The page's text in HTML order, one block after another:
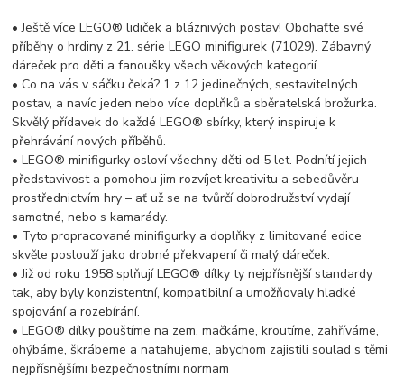
• Ještě více LEGO® lidiček a bláznivých postav! Obohaťte své
příběhy o hrdiny z 21. série LEGO minifigurek (71029). Zábavný
dáreček pro děti a fanoušky všech věkových kategorií.
• Co na vás v sáčku čeká? 1 z 12 jedinečných, sestavitelných
postav, a navíc jeden nebo více doplňků a sběratelská brožurka.
Skvělý přídavek do každé LEGO® sbírky, který inspiruje k
přehrávání nových příběhů.
• LEGO® minifigurky osloví všechny děti od 5 let. Podnítí jejich
představivost a pomohou jim rozvíjet kreativitu a sebedůvěru
prostřednictvím hry – ať už se na tvůrčí dobrodružství vydají
samotné, nebo s kamarády.
• Tyto propracované minifigurky a doplňky z limitované edice
skvěle poslouží jako drobné překvapení či malý dáreček.
• Již od roku 1958 splňují LEGO® dílky ty nejpřísnější standardy
tak, aby byly konzistentní, kompatibilní a umožňovaly hladké
spojování a rozebírání.
• LEGO® dílky pouštíme na zem, mačkáme, kroutíme, zahříváme,
ohýbáme, škrábeme a natahujeme, abychom zajistili soulad s těmi
nejpřísnějšími bezpečnostními normam